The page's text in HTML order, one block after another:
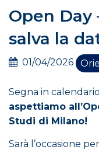
Open Day
salva la
01/04/2026
Segna in
aspettiamo
Studi di Milano!
Sarà l’occasione